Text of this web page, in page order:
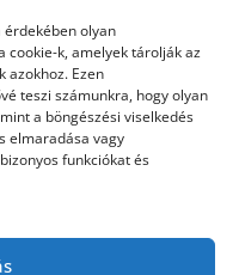
olyan
cookie-k, amelyek tárolják az
azokhoz. Ezen
teszi számunkra, hogy olyan
a böngészési viselkedés
elmaradása vagy
funkciókat és